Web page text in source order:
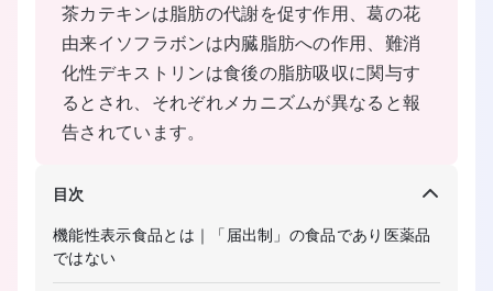
茶カテキンは脂肪の代謝を促す作用、葛の花
由来イソフラボンは内臓脂肪への作用、難消
化性デキストリンは食後の脂肪吸収に関与す
るとされ、それぞれメカニズムが異なると報
告されています。
目次
機能性表示食品とは｜「届出制」の食品であり医薬品
ではない